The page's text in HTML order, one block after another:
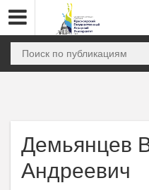
Демьянцев
Андреевич